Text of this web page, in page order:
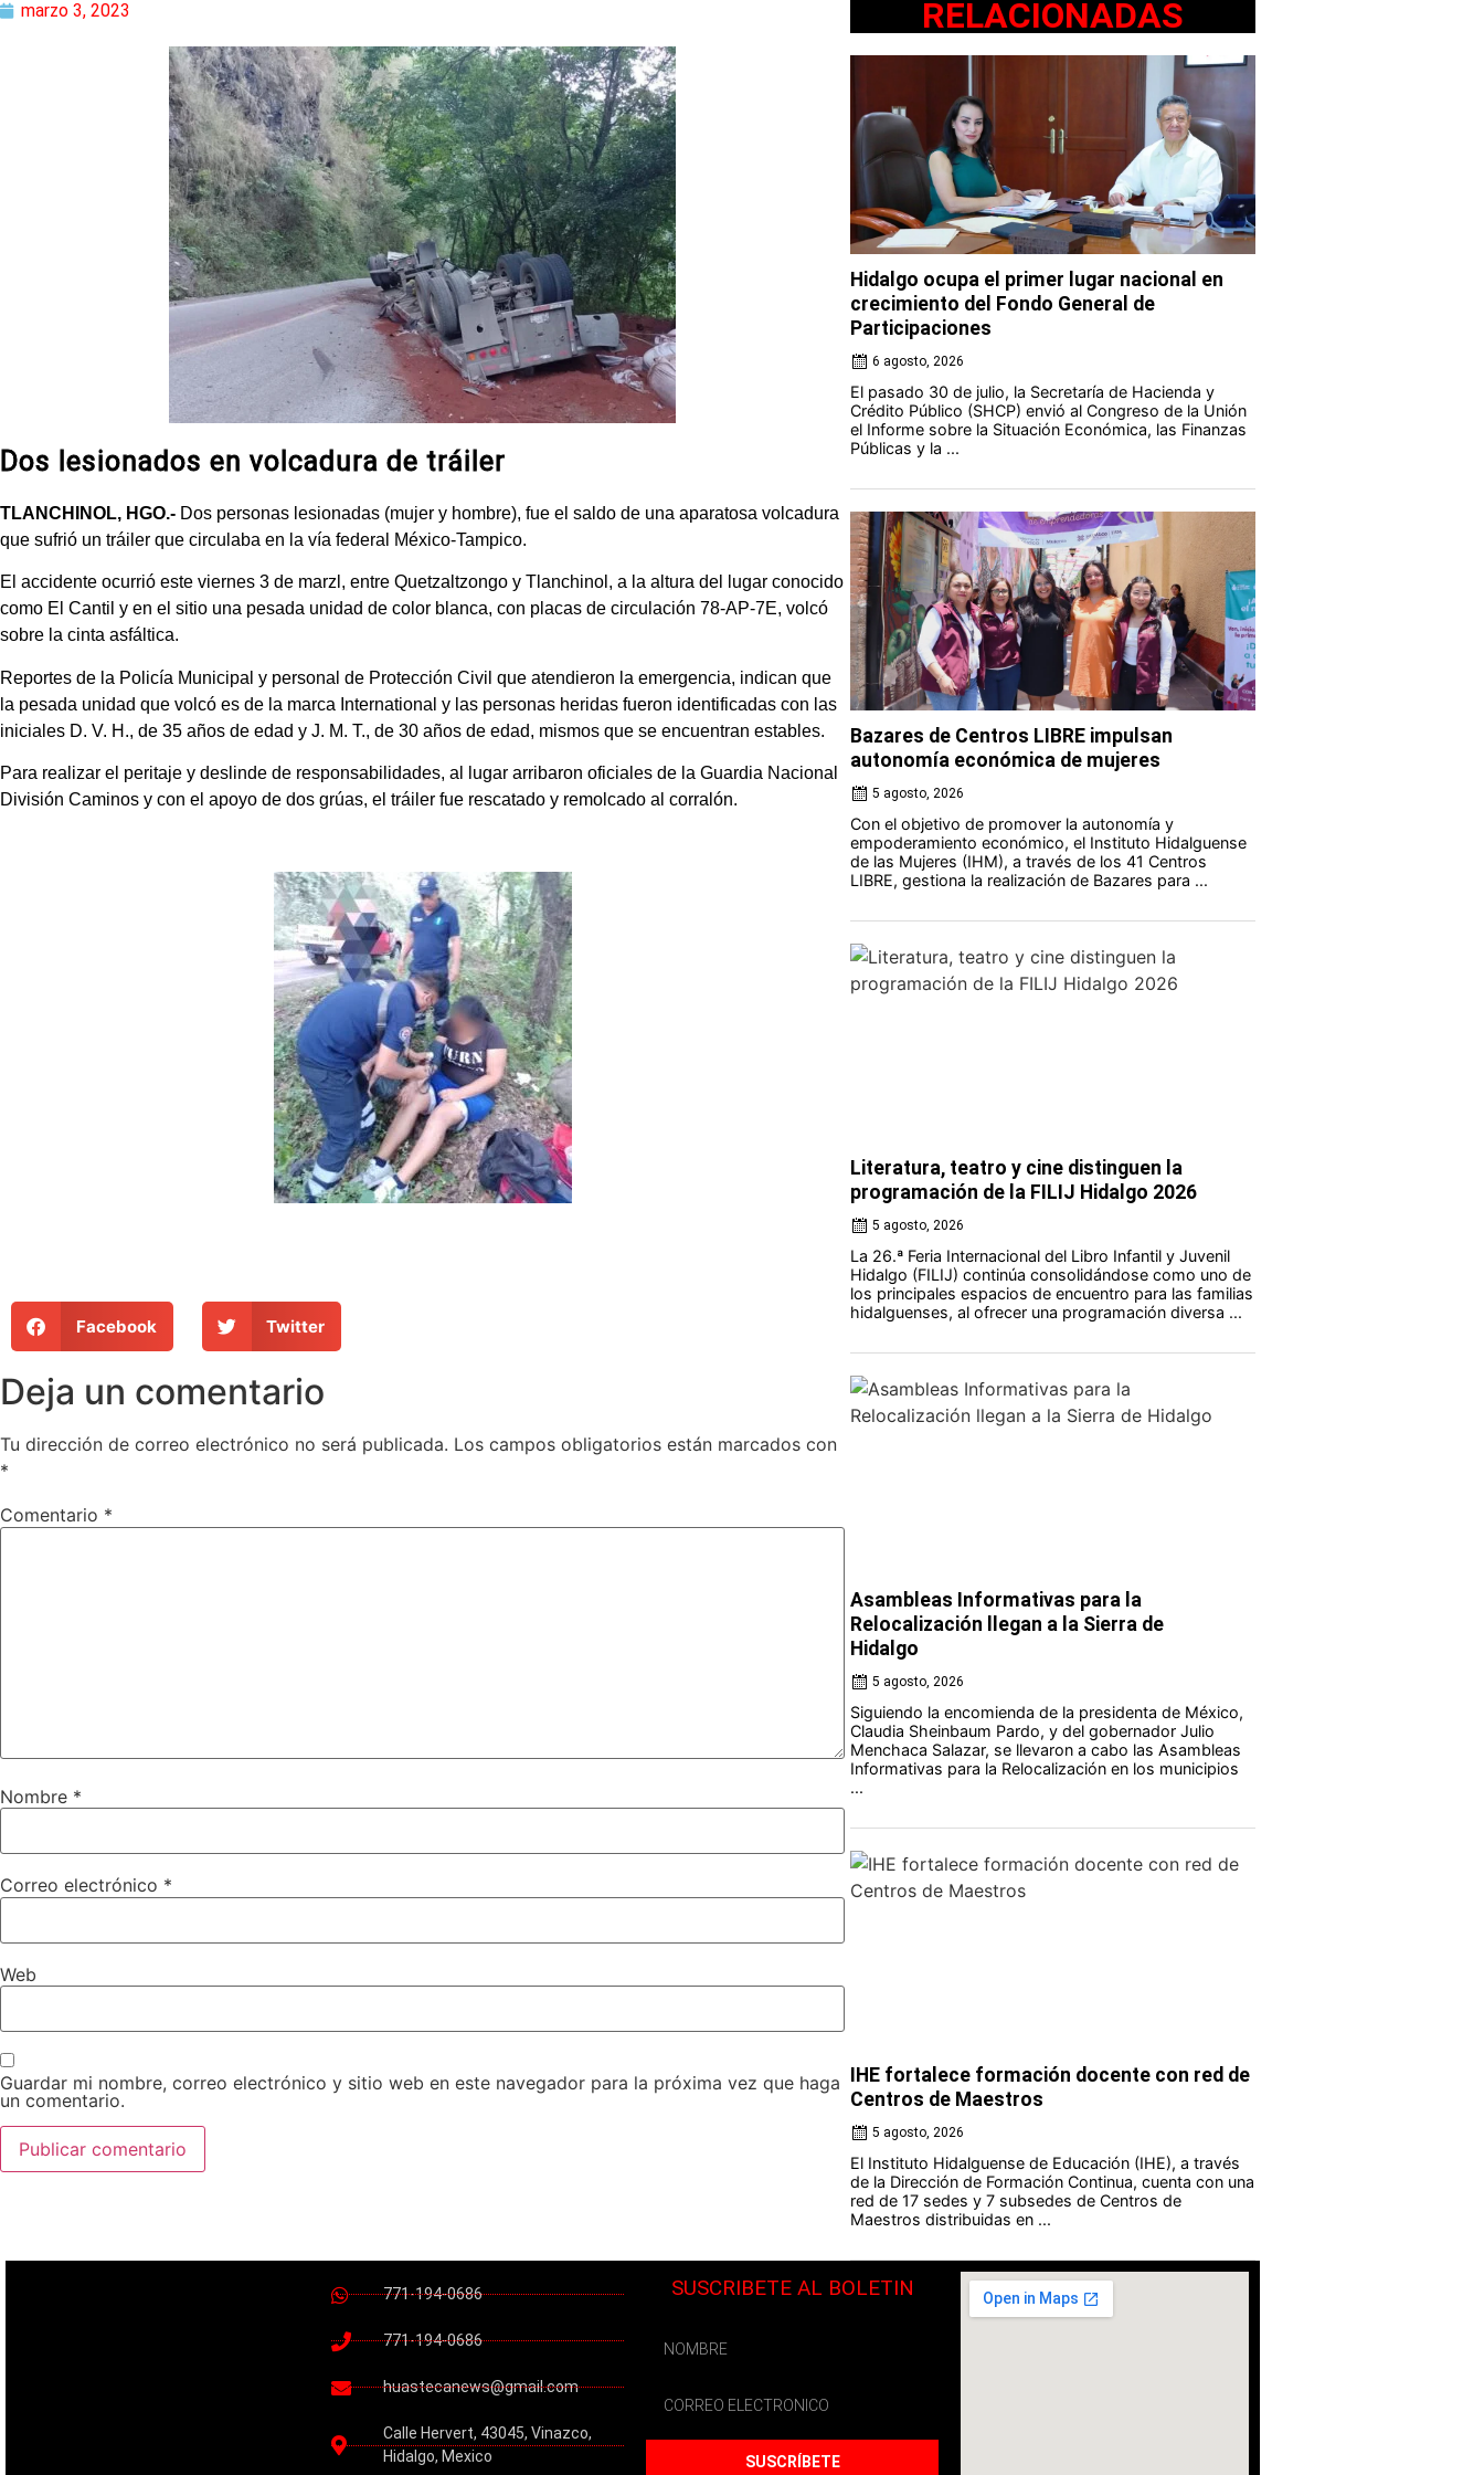
marzo 3, 2023
Dos lesionados en volcadura de tráiler
TLANCHINOL, HGO.- Dos personas lesionadas (mujer y hombre), fue el saldo de una aparatosa volcadura
que sufrió un tráiler que circulaba en la vía federal México-Tampico.
El accidente ocurrió este viernes 3 de marzl, entre Quetzaltzongo y Tlanchinol, a la altura del lugar conocido
como El Cantil y en el sitio una pesada unidad de color blanca, con placas de circulación 78-AP-7E, volcó
sobre la cinta asfáltica.
Reportes de la Policía Municipal y personal de Protección Civil que atendieron la emergencia, indican que
la pesada unidad que volcó es de la marca International y las personas heridas fueron identificadas con las
iniciales D. V. H., de 35 años de edad y J. M. T., de 30 años de edad, mismos que se encuentran estables.
Para realizar el peritaje y deslinde de responsabilidades, al lugar arribaron oficiales de la Guardia Nacional
División Caminos y con el apoyo de dos grúas, el tráiler fue rescatado y remolcado al corralón.
Facebook Twitter
Deja un comentario
Tu dirección de correo electrónico no será publicada. Los campos obligatorios están marcados con
*
Comentario *
Nombre *
Correo electrónico *
Web
Guardar mi nombre, correo electrónico y sitio web en este navegador para la próxima vez que haga
un comentario.
RELACIONADAS
Hidalgo ocupa el primer lugar nacional en
crecimiento del Fondo General de
Participaciones
6 agosto, 2026
El pasado 30 de julio, la Secretaría de Hacienda y
Crédito Público (SHCP) envió al Congreso de la Unión
el Informe sobre la Situación Económica, las Finanzas
Públicas y la ...
Bazares de Centros LIBRE impulsan
autonomía económica de mujeres
5 agosto, 2026
Con el objetivo de promover la autonomía y
empoderamiento económico, el Instituto Hidalguense
de las Mujeres (IHM), a través de los 41 Centros
LIBRE, gestiona la realización de Bazares para ...
Literatura, teatro y cine distinguen la
programación de la FILIJ Hidalgo 2026
5 agosto, 2026
La 26.ª Feria Internacional del Libro Infantil y Juvenil
Hidalgo (FILIJ) continúa consolidándose como uno de
los principales espacios de encuentro para las familias
hidalguenses, al ofrecer una programación diversa ...
Asambleas Informativas para la
Relocalización llegan a la Sierra de
Hidalgo
5 agosto, 2026
Siguiendo la encomienda de la presidenta de México,
Claudia Sheinbaum Pardo, y del gobernador Julio
Menchaca Salazar, se llevaron a cabo las Asambleas
Informativas para la Relocalización en los municipios
...
IHE fortalece formación docente con red de
Centros de Maestros
5 agosto, 2026
El Instituto Hidalguense de Educación (IHE), a través
de la Dirección de Formación Continua, cuenta con una
red de 17 sedes y 7 subsedes de Centros de
Maestros distribuidas en ...
771-194-0686
771-194-0686
huastecanews@gmail.com
Calle Hervert, 43045, Vinazco,
Hidalgo, Mexico
SUSCRIBETE AL BOLETIN
SUSCRÍBETE